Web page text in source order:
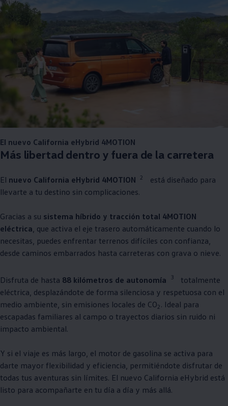
El nuevo California eHybrid 4MOTION
Más libertad dentro y fuera de la carretera
El nuevo California eHybrid 4MOTION 2
está diseñado para
llevarte a tu destino sin complicaciones.
Gracias a su sistema híbrido y tracción total 4MOTION
eléctrica, que activa el eje trasero automáticamente cuando lo
necesitas, puedes enfrentar terrenos difíciles con confianza,
desde caminos embarrados hasta carreteras con grava o nieve.
Disfruta de hasta 88 kilómetros de autonomía 3
totalmente
eléctrica, desplazándote de forma silenciosa y respetuosa con el
medio ambiente, sin emisiones locales de CO2 . Ideal para
escapadas familiares al campo o trayectos diarios sin ruido ni
impacto ambiental.
Y si el viaje es más largo, el motor de gasolina se activa para
darte mayor flexibilidad y eficiencia, permitiéndote disfrutar de
todas tus aventuras sin límites. El nuevo California eHybrid está
listo para acompañarte en tu día a día y más allá.